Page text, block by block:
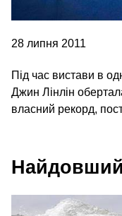
28 липня 2011
Під час вистави в
Джин Лінлін
власний рекорд,